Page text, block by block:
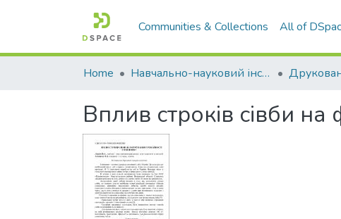
Communities & Collections All of
Home Навчально-науковий інститут агротехнологій, селекції та екології
Вплив строків сівби